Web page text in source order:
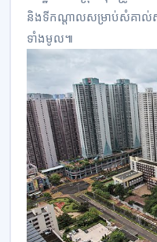
និងទីកណ្តាលសម្រាប់សំគាល់
ទាំងមូល៕